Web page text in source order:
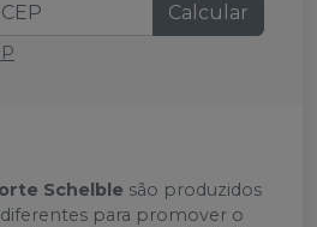
Calcular
Schelble são produzidos
para promover o